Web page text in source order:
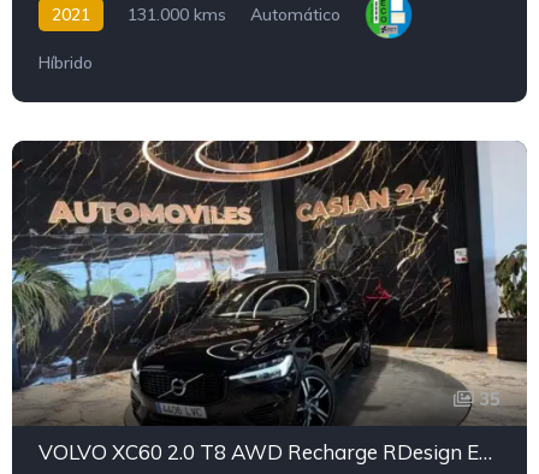
2021 131.000 kms Automático
Híbrido
35
VOLVO XC60 2.0 T8 AWD Recharge RDesign Exp Auto